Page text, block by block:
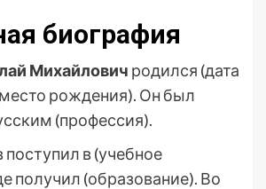
биография
Михайлович родился (дата
рождения). Он был
(профессия).
поступил в (учебное
получил (образование). Во